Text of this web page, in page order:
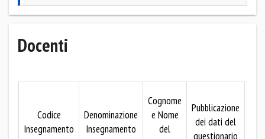
Docenti
Codice
Insegnamento
Denominazione
Insegnamento
Cognome
e Nome
del
Pubblicazione
dei dati del
questionario